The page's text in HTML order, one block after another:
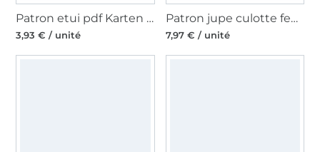
Patron etui pdf Karten Karli Unikati, en allemand
3,93 € / unité
Patron jupe culotte femme pdf Katja Primarimma, en allemand & en anglais
7,97 € / unité